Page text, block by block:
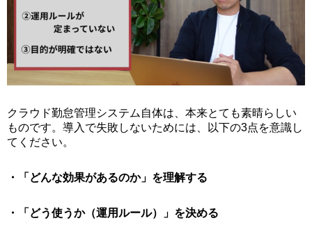
クラウド勤怠管理システム自体は、本来とても素晴らしい
ものです。導入で失敗しないためには、以下の3点を意識し
てください。
・「どんな効果があるのか」を理解する
・「どう使うか（運用ルール）」を決める